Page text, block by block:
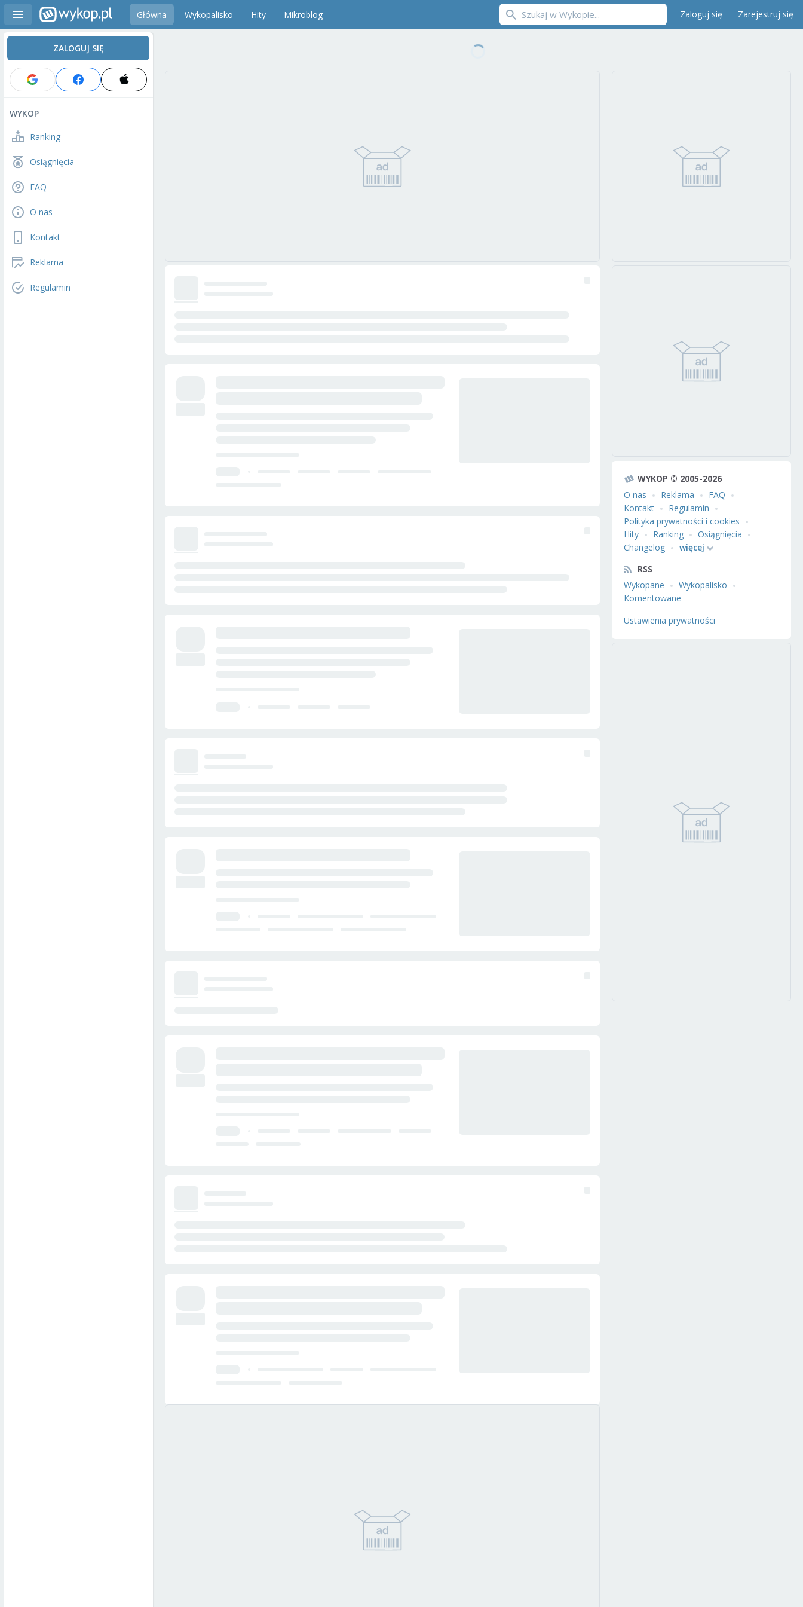
Główna Wykopalisko Hity Mikroblog Zaloguj się Zarejestruj się
ZALOGUJ SIĘ
WYKOP
Ranking
Osiągnięcia
FAQ
O nas
Kontakt
Reklama
Regulamin
WYKOP © 2005-2026
O nas
Reklama
FAQ
Kontakt
Regulamin
Polityka prywatności i cookies
Hity
Ranking
Osiągnięcia
Changelog
więcej
RSS
Wykopane
Wykopalisko
Komentowane
Ustawienia prywatności